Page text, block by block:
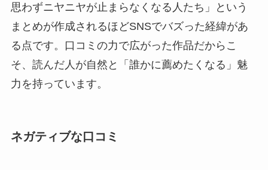
思わずニヤニヤが止まらなくなる人たち」という
まとめが作成されるほどSNSでバズった経緯があ
る点です。口コミの力で広がった作品だからこ
そ、読んだ人が自然と「誰かに薦めたくなる」魅
力を持っています。
ネガティブな口コミ